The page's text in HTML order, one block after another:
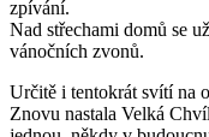
zpívání.
Nad střechami domů se
vánočních zvonů.
Určitě i tentokrát svítí na
Znovu nastala Velká